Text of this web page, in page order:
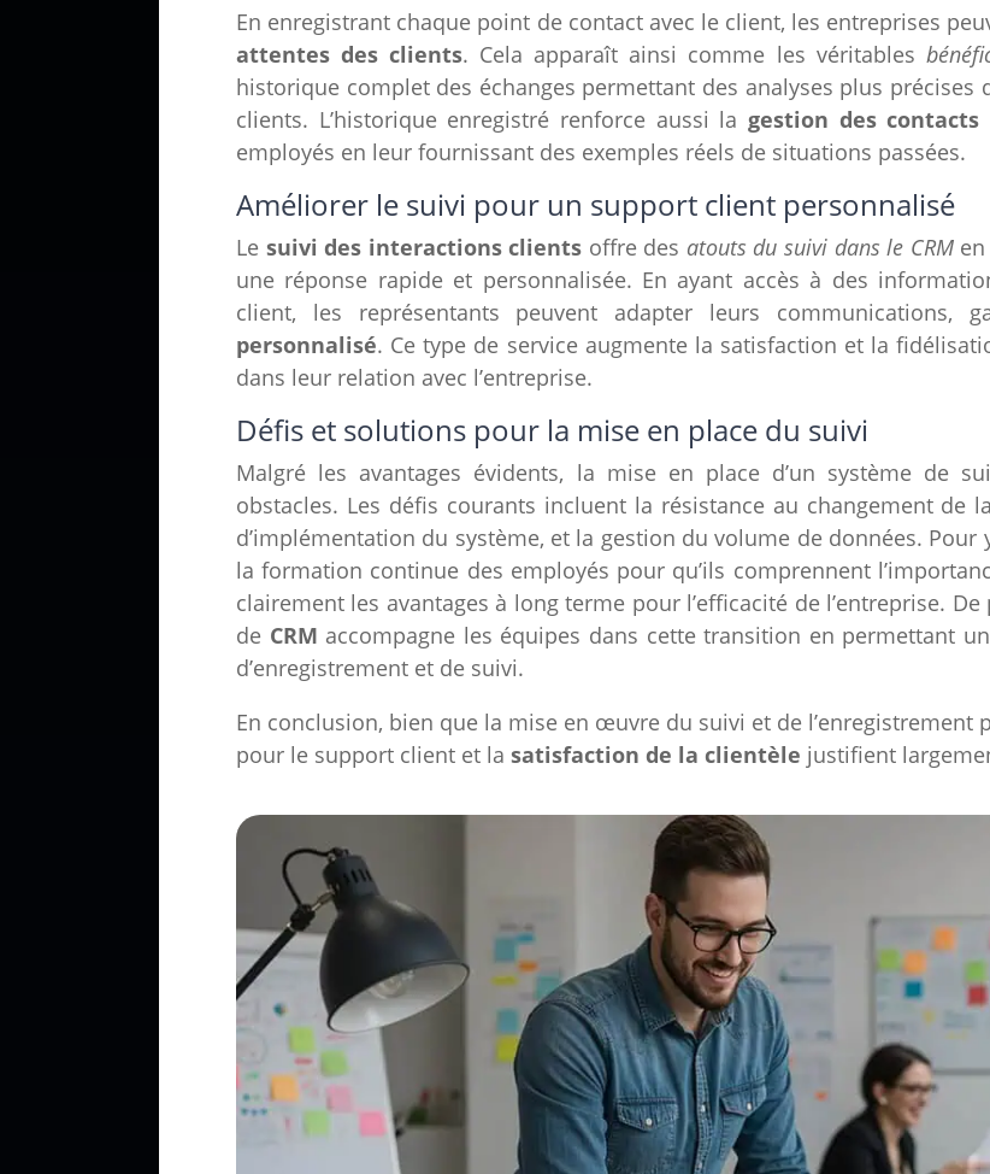
En enregistrant chaque point de contact avec le client, les entreprises
attentes des clients. Cela apparaît ainsi comme les véritables
historique complet des échanges permettant des analyses plus précises
clients. L’historique enregistré renforce aussi la gestion des contacts
employés en leur fournissant des exemples réels de situations passées.
Améliorer le suivi pour un support client personnalisé
Le suivi des interactions clients offre des atouts du suivi dans le CRMen
une réponse rapide et personnalisée. En ayant accès à des
client, les représentants peuvent adapter leurs communications,
personnalisé. Ce type de service augmente la satisfaction et la
dans leur relation avec l’entreprise.
Défis et solutions pour la mise en place du suivi
Malgré les avantages évidents, la mise en place d’un système de
obstacles. Les défis courants incluent la résistance au changement de
d’implémentation du système, et la gestion du volume de données. Pour
la formation continue des employés pour qu’ils comprennent
clairement les avantages à long terme pour l’efficacité de l’entreprise.
de CRM accompagne les équipes dans cette transition en permettant
d’enregistrement et de suivi.
En conclusion, bien que la mise en œuvre du suivi et de l’enregistrement
pour le support client et la satisfaction de la clientèle justifient